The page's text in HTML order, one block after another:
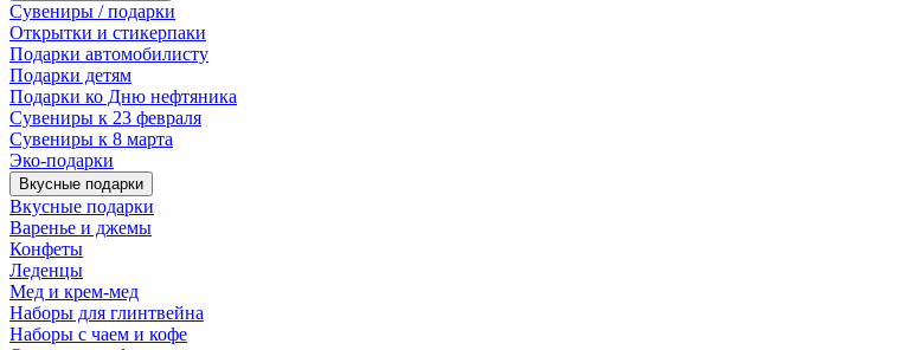
Сувениры / подарки
Открытки и стикерпаки
Подарки автомобилисту
Подарки детям
Подарки ко Дню нефтяника
Сувениры к 23 февраля
Сувениры к 8 марта
Эко-подарки
Вкусные подарки
Вкусные подарки
Варенье и джемы
Конфеты
Леденцы
Мед и крем-мед
Наборы для глинтвейна
Наборы с чаем и кофе